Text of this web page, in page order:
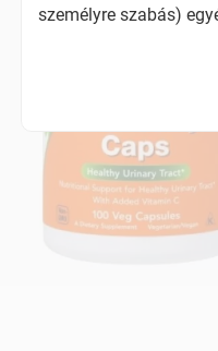
személyre szabás)